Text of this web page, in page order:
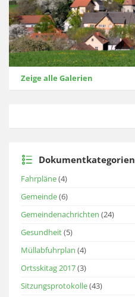
Zeige alle Galerien
Dokumentkategorien
Fahrpläne(4)
Gemeinde(6)
Gemeindenachrichten (24)
Gesundheit(5)
Müllabfuhrplan (4)
Ortsskitag 2017(3)
Sitzungsprotokolle(43)